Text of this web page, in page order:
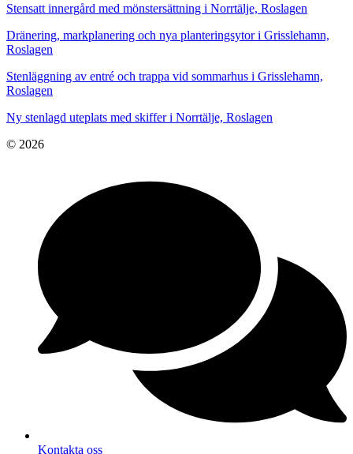
Stensatt innergård med mönstersättning i Norrtälje, Roslagen
Dränering, markplanering och nya planteringsytor i Grisslehamn,
Roslagen
Stenläggning av entré och trappa vid sommarhus i Grisslehamn,
Roslagen
Ny stenlagd uteplats med skiffer i Norrtälje, Roslagen
© 2026
Kontakta oss